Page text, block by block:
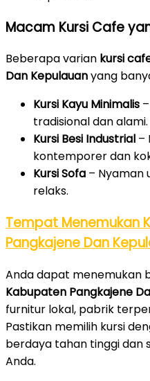
Macam Kursi Cafe
Beberapa varian kursi
Dan Kepulauanyang
Kursi Kayu Minimalis
tradisional dan alami.
Kursi Besi Industrial –
kontemporer dan
Kursi Sofa – Nyaman
relaks.
Tempat Menemukan
Pangkajene Dan
Anda dapat menemukan
Kabupaten Pangkajene
furnitur lokal, pabrik
Pastikan memilih kursi
berdaya tahan tinggi dan
Anda.